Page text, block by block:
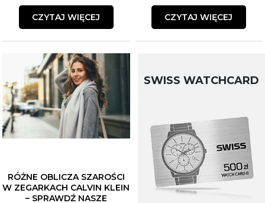
CZYTAJ WIĘCEJ CZYTAJ WIĘCEJ
RÓŻNE OBLICZA SZAROŚCI
W ZEGARKACH CALVIN KLEIN
– SPRAWDŹ NASZE
SWISS WATCHCARD